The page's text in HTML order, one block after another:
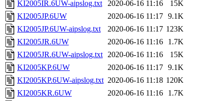
KI2005IR.6UW-aipslog.txt
2020-06-16 11:16
15K
KI2005JP.6UW
2020-06-16 11:17 9.1K
KI2005JP.6UW-aipslog.txt
2020-06-16 11:17 123K
KI2005JR.6UW
2020-06-16 11:16
1.7K
KI2005JR.6UW-aipslog.txt 2020-06-16 11:16
15K
KI2005KP.6UW
2020-06-16 11:17 9.1K
KI2005KP.6UW-aipslog.txt 2020-06-16 11:18 120K
KI2005KR.6UW
2020-06-16 11:16
1.7K